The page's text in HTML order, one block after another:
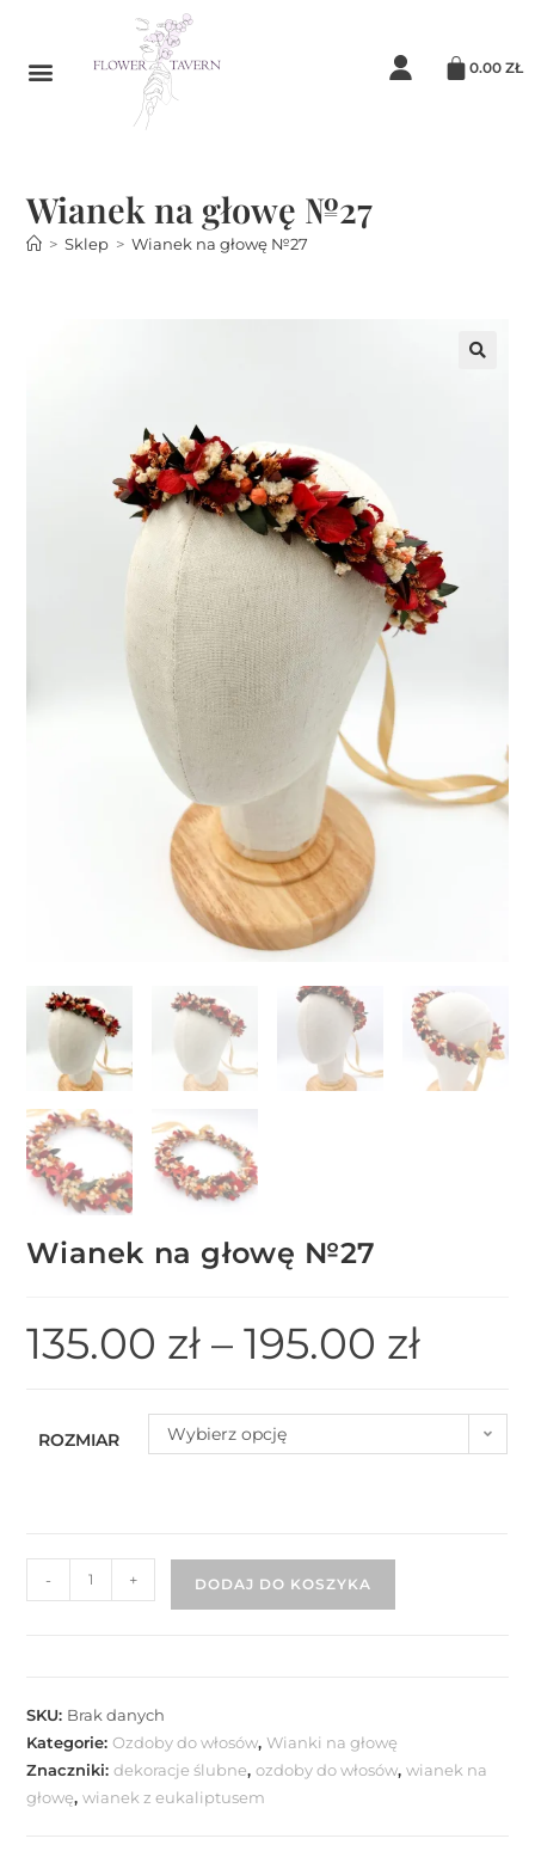
0.00 ZŁ
Wianek na głowę №27
> Sklep > Wianek na głowę №27
Wianek na głowę №27
135.00 zł – 195.00 zł
ROZMIAR Wybierz opcję
- + DODAJ DO KOSZYKA
SKU: Brak danych
Kategorie:Ozdoby do włosów,Wianki na głowę
Znaczniki:dekoracje ślubne,ozdoby do włosów,wianek na
głowę,wianek z eukaliptusem